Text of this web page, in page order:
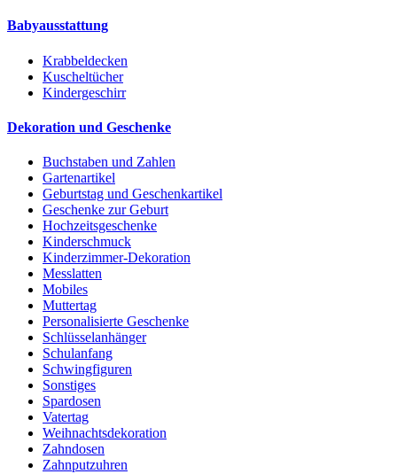
Babyausstattung
Krabbeldecken
Kuscheltücher
Kindergeschirr
Dekoration und Geschenke
Buchstaben und Zahlen
Gartenartikel
Geburtstag und Geschenkartikel
Geschenke zur Geburt
Hochzeitsgeschenke
Kinderschmuck
Kinderzimmer-Dekoration
Messlatten
Mobiles
Muttertag
Personalisierte Geschenke
Schlüsselanhänger
Schulanfang
Schwingfiguren
Sonstiges
Spardosen
Vatertag
Weihnachtsdekoration
Zahndosen
Zahnputzuhren